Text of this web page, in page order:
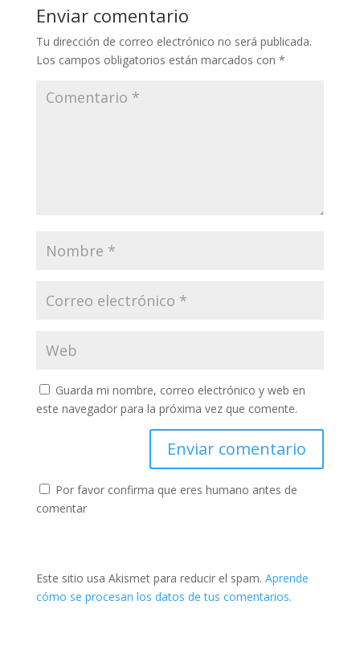
Enviar comentario
Tu dirección de correo electrónico no será publicada.
Los campos obligatorios están marcados con *
Guarda mi nombre, correo electrónico y web en
este navegador para la próxima vez que comente.
Por favor confirma que eres humano antes de
comentar
Este sitio usa Akismet para reducir el spam. Aprende
cómo se procesan los datos de tus comentarios.